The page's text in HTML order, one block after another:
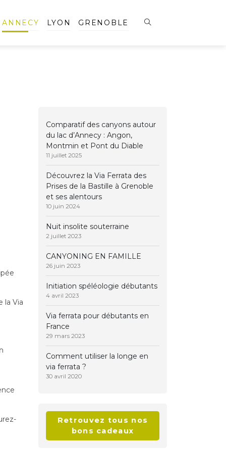
ANNECY LYON GRENOBLE
la Via
Comparatif des canyons autour
du lac d’Annecy : Angon,
Montmin et Pont du Diable
11 juillet 2025
Découvrez la Via Ferrata des
Prises de la Bastille à Grenoble
et ses alentours
10 juin 2024
Nuit insolite souterraine
2 juillet 2023
CANYONING EN FAMILLE
26 juin 2023
Initiation spéléologie débutants
4 avril 2023
Via ferrata pour débutants en
France
29 mars 2023
Comment utiliser la longe en
via ferrata ?
30 avril 2020
Retrouvez tous nos
bons cadeaux